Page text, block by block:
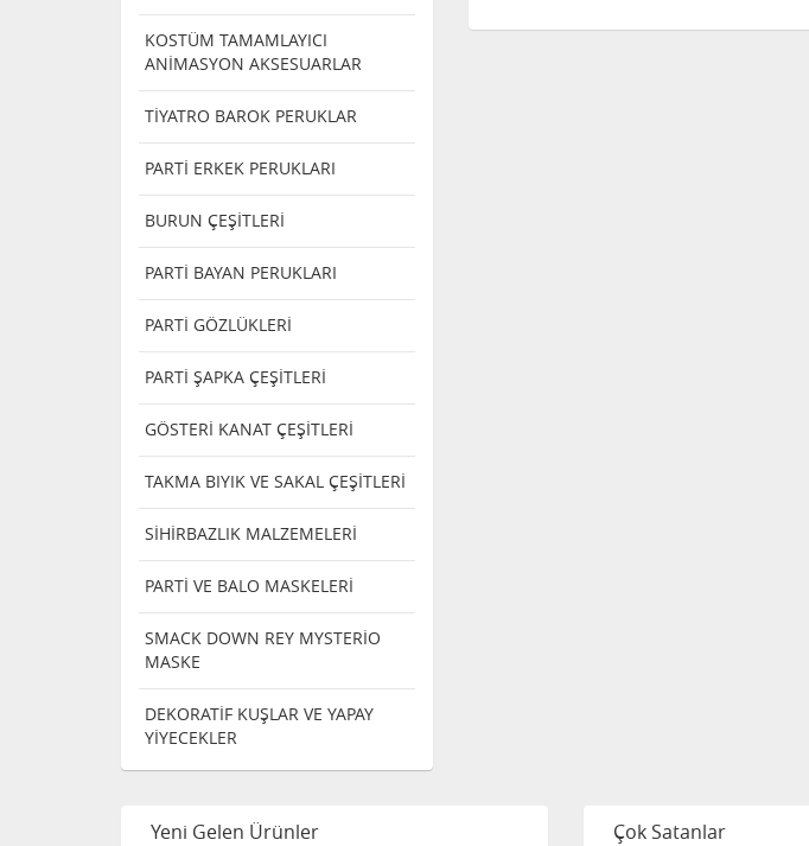
KOSTÜM TAMAMLAYICI
ANİMASYON AKSESUARLAR
TİYATRO BAROK PERUKLAR
PARTİ ERKEK PERUKLARI
BURUN ÇEŞİTLERİ
PARTİ BAYAN PERUKLARI
PARTİ GÖZLÜKLERİ
PARTİ ŞAPKA ÇEŞİTLERİ
GÖSTERİ KANAT ÇEŞİTLERİ
TAKMA BIYIK VE SAKAL ÇEŞİTLERİ
SİHİRBAZLIK MALZEMELERİ
PARTİ VE BALO MASKELERİ
SMACK DOWN REY MYSTERİO
MASKE
DEKORATİF KUŞLAR VE YAPAY
YİYECEKLER
Yeni Gelen Ürünler Çok Satanlar